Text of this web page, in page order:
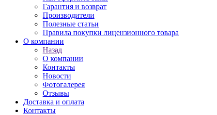
Гарантия и возврат
Производители
Полезные статьи
Правила покупки лицензионного товара
О компании
Назад
О компании
Контакты
Новости
Фотогалерея
Отзывы
Доставка и оплата
Контакты